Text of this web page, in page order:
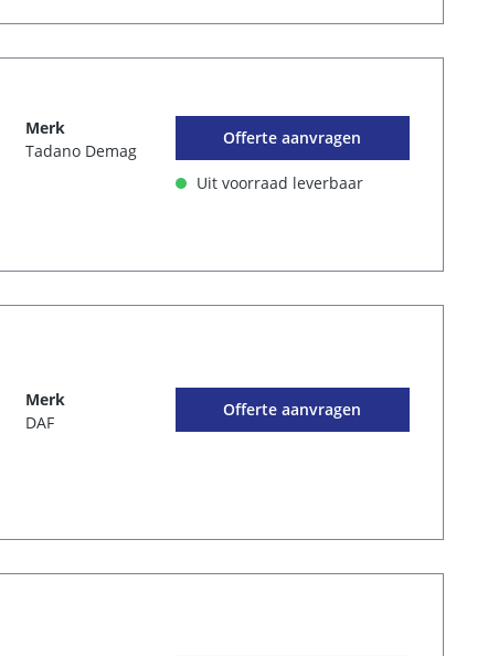
Merk
Tadano Demag
Offerte aanvragen
Uit voorraad leverbaar
Merk
DAF
Offerte aanvragen